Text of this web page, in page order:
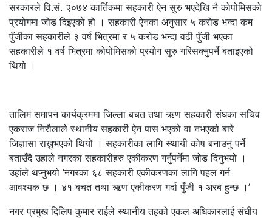
सरकारले वि.सं. २०७४ कार्तिकमा सहकारी ऐन सुरु भएदेखि नै कोपोमिसको
प्रयोगमा जोड दिइएको हो । सहकारी ऐनका अनुसार ५ करोड भन्दा कम
पुँजीका सहकारीले ३ वर्ष भित्रमा र ५ करोड भन्दा वढी पुँजी भएका
सहकारीले १ वर्ष भित्रमा कोपोमिसको प्रयोग सुरु गरिसक्नुपर्ने बताइएको
थियो ।
तालिम समापन कार्यक्रममा जिल्ला बचत तथा ऋण सहकारी संघका सचिव
एकराज निरौलाले स्थानीय सहकारी ऐन पास भएको वा नभएको बारे
जिज्ञासा राख्नुभएको थियो । सहकारीका लागि स्थायी कोष बनाउनु पर्ने
बताउँदै उहाले नगरका सहकारीहरु एकीकरण गर्नुपर्नेमा जोड दिनुभयो ।
उहांले थप्नुभयो ‘नगरका ६८ सहकारी एकीकरणका लागि पहल गर्न
आवश्यक छ । ४१ बचत तथा ऋण एकीकरण गर्दा पुँजी १ अरब हुन्छ ।’
नगर प्रमुख दिलिप कुमार राईले स्थानीय तहको एकल अधिकारलाई संघीय